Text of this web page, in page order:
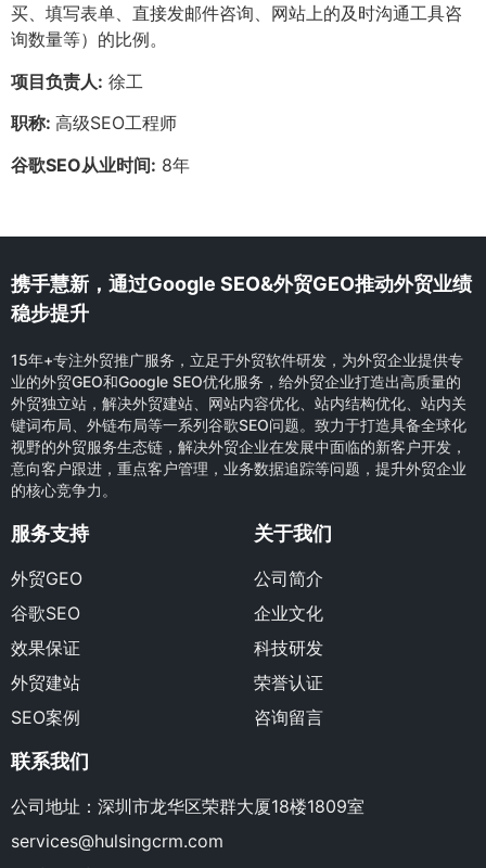
买、填写表单、直接发邮件咨询、网站上的及时沟通工具咨
询数量等）的比例。
项目负责人: 徐工
职称: 高级SEO工程师
谷歌SEO从业时间: 8年
携手慧新，通过Google SEO&外贸GEO推动外贸业绩
稳步提升
15年+专注外贸推广服务，立足于外贸软件研发，为外贸企业提供专
业的外贸GEO和Google SEO优化服务，给外贸企业打造出高质量的
外贸独立站，解决外贸建站、网站内容优化、站内结构优化、站内关
键词布局、外链布局等一系列谷歌SEO问题。致力于打造具备全球化
视野的外贸服务生态链，解决外贸企业在发展中面临的新客户开发，
意向客户跟进，重点客户管理，业务数据追踪等问题，提升外贸企业
的核心竞争力。
服务支持
外贸GEO
谷歌SEO
效果保证
外贸建站
SEO案例
关于我们
公司简介
企业文化
科技研发
荣誉认证
咨询留言
联系我们
公司地址：深圳市龙华区荣群大厦18楼1809室
services@hulsingcrm.com